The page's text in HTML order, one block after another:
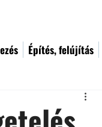
Építés, felújítás